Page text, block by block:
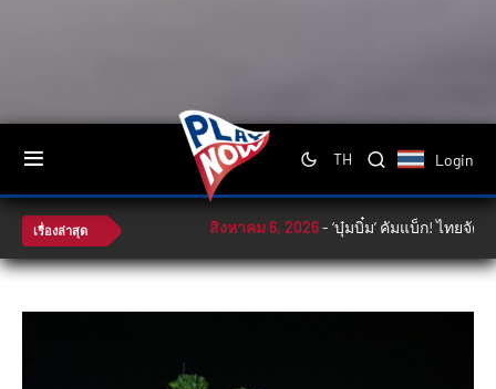
TH Login
เรื่องล่าสุด สิงหาคม 6, 2026-‘บุ๋มบิ๋ม’ คัมแบ็ก! ไทยจัดเต็ม